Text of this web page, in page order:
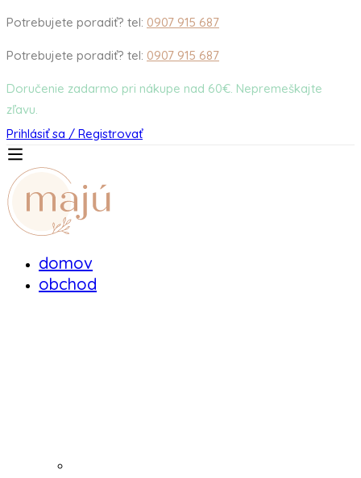
Potrebujete poradiť? tel: 0907 915 687
Potrebujete poradiť? tel: 0907 915 687
Doručenie zadarmo pri nákupe nad 60€. Nepremeškajte
zľavu.
Prihlásiť sa / Registrovať
domov
obchod